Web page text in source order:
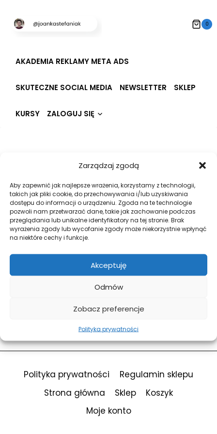
Zarządzaj zgodą
Aby zapewnić jak najlepsze wrażenia, korzystamy z technologii,
takich jak pliki cookie, do przechowywania i/lub uzyskiwania
dostępu do informacji o urządzeniu. Zgoda na te technologie
pozwoli nam przetwarzać dane, takie jak zachowanie podczas
przeglądania lub unikalne identyfikatory na tej stronie. Brak
wyrażenia zgody lub wycofanie zgody może niekorzystnie wpłynąć
na niektóre cechy i funkcje.
Akceptuję
Odmów
Zobacz preferencje
Polityka prywatności
treści
0
AKADEMIA REKLAMY META ADS
SKUTECZNE SOCIAL MEDIA NEWSLETTER SKLEP
KURSY ZALOGUJ SIĘ
Hi, Welcome back!
Keep me signed in Forgot Password?
Sign In
Polityka prywatności
Regulamin sklepu
Strona główna
Sklep
Koszyk
Moje konto